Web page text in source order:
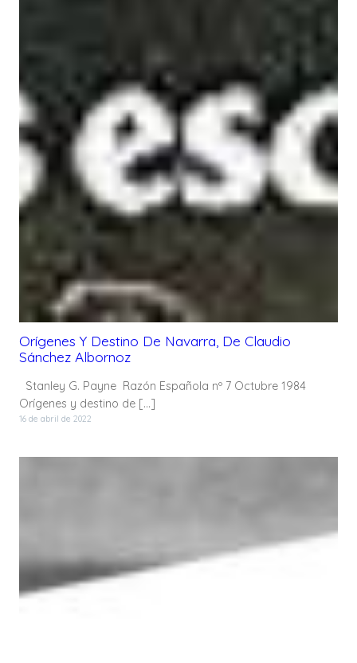
Orígenes Y Destino De Navarra, De Claudio
Sánchez Albornoz
Stanley G. Payne Razón Española nº 7 Octubre 1984
Orígenes y destino de […]
16 de abril de 2022